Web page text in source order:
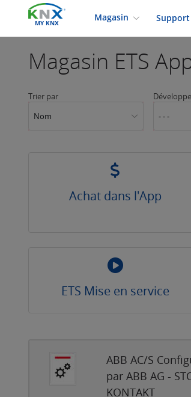
MY KNX
Magasin Support
Magasin ETS
Trier par
Nom
- - -
Achat dans l'App
ETS Mise en service
ABB AC/S
par ABB AG -
KONTAKT